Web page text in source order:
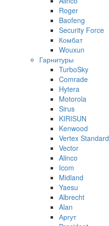
Roger
Baofeng
Security Force
Комбат
Wouxun
Гарнитуры
TurboSky
Comrade
Hytera
Motorola
Sirus
KIRISUN
Kenwood
Vertex Standard
Vector
Alinco
Icom
Midland
Yaesu
Albrecht
Alan
Аргут